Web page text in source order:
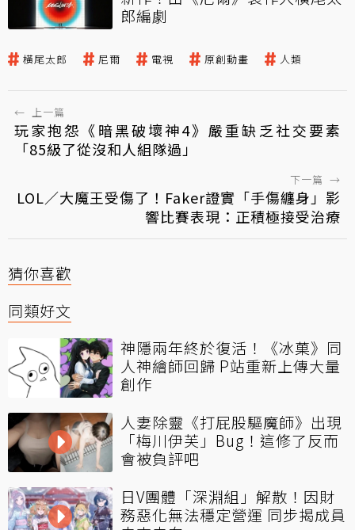
郎編劇
橫尾太郎 尼爾 電視 原創動畫 人類
← 上一篇
玩家抱怨《暗黑破壞神4》嚴重缺乏社交要素
「85級了從沒和人組隊過」
下一篇 →
LOL／大魔王受傷了！Faker證實「手傷纏身」影
響比賽表現：正積極接受治療
猜你喜歡
同類好文
神隱兩年終於復活！《冰菓》同
人神繪師回歸 P站重新上傳大量
創作
人妻除靈《打屁股驅魔師》出現
「梅川伊芙」Bug！這修了反而
會被負評吧
日V團體「深淵組」解散！因財
務惡化無法穩定營運 同步揭成員